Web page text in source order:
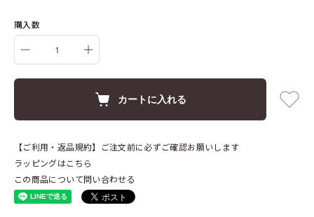
購入数
カートに入れる
【ご利用・返品規約】ご注文前に必ずご確認お願いします
ラッピングはこちら
この商品について問い合わせる